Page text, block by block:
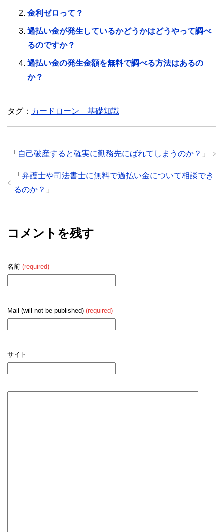
金利ゼロって？
過払い金が発生しているかどうかはどうやって調べ
るのですか？
過払い金の発生金額を無料で調べる方法はあるの
か？
タグ： カードローン 基礎知識
「 自己破産すると確実に勤務先にばれてしまうのか？ 」
「 弁護士や司法書士に無料で過払い金について相談でき
るのか？ 」
コメントを残す
名前 (required)
Mail (will not be published) (required)
サイト